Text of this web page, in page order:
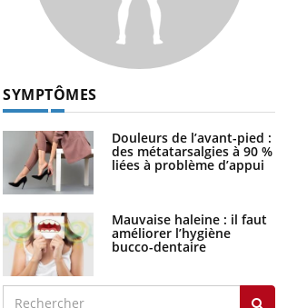
SYMPTÔMES
Douleurs de l’avant-pied :
des métatarsalgies à 90 %
liées à problème d’appui
Mauvaise haleine : il faut
améliorer l’hygiène
bucco-dentaire